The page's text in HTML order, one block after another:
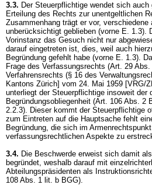
3.3. Der Steuerpflichtige wendet sich auch
Erteilung des Rechts zur unentgeltlichen
Zusammenhang trägt er vor,
unberücksichtigt geblieben (vorne E. 1.3).
Vorinstanz das Gesuch nicht nur
darauf eingetreten ist, dies, weil auch
Begründung gefehlt habe (vorne E. 1.3).
Frage des Verfassungsrechts (Art. 29
Verfahrensrechts (§ 16 des
Kantons Zürich] vom 24. Mai 1959 [VRG/
unterliegt der Steuerpflichtige insoweit der
Begründungsobliegenheit (Art. 106 Abs. 2
2.2.3). Dieser kommt der Steuerpflichtige
zum Eintreten auf die Hauptsache fehlt
Begründung, die sich im
verfassungsrechtlichen Aspekte zu
3.4. Die Beschwerde erweist sich damit
begründet, weshalb darauf mit
Abteilungspräsidenten als
108 Abs. 1 lit. b BGG).